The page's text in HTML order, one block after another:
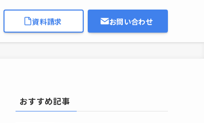
資料請求 お問い合わせ
おすすめ記事